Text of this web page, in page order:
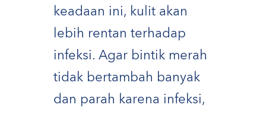
keadaan ini, kulit akan
lebih rentan terhadap
infeksi. Agar bintik merah
tidak bertambah banyak
dan parah karena infeksi,